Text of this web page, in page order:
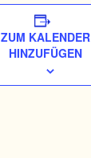
ZUM KALENDER
HINZUFÜGEN